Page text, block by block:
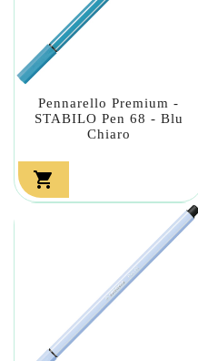
Pennarello Premium -
STABILO Pen 68 - Blu
Chiaro
